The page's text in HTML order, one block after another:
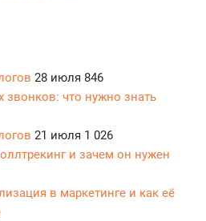
28 июля 846
что нужно знать
21 июля 1 026
и зачем он нужен
в маркетинге и как её